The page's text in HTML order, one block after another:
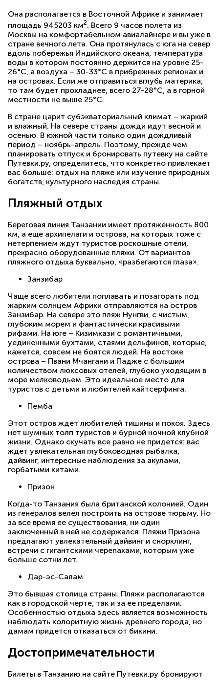
Она располагается в Восточной Африке и занимает
площадь 945203 км2. Всего 9 часов полета из
Москвы на комфортабельном авиалайнере и вы уже в
стране вечного лета. Она протянулась с юга на север
вдоль побережья Индийского океана, температура
воды в котором постоянно держится на уровне 25-
26°С, а воздуха – 30-33°С в прибрежных регионах и
на островах. Если же отправиться вглубь материка,
то там будет прохладнее, всего 27-28°С, а в горной
местности не выше 25°С.
В стране царит субэкваториальный климат – жаркий
и влажный. На севере страны дожди идут весной и
осенью. В южной части только один дождливый
период – ноябрь-апрель. Поэтому, прежде чем
планировать отпуск и бронировать путевку на сайте
Путевки.ру, определитесь, что конкретно привлекает
вас больше: отдых на пляже или изучение природных
богатств, культурного наследия страны.
Пляжный отдых
Береговая линия Танзании имеет протяженность 800
км, а еще архипелаги и острова, на которых тоже с
нетерпением ждут туристов роскошные отели,
прекрасно оборудованные пляжи. От вариантов
пляжного отдыха буквально, «разбегаются глаза».
Занзибар
Чаще всего любители поплавать и позагорать под
жарким солнцем Африки отправляются на остров
Занзибар. На севере это пляж Нунгви, с чистым,
глубоким морем и фантастически красивыми
рифами. На юге – Кизимкази с романтичными,
уединенными бухтами, стаями дельфинов, которые,
кажется, совсем не боятся людей. На востоке
острова – Пвани Мчангани и Падже с большим
количеством люксовых отелей, глубоко уходящим в
море мелководьем. Это идеальное место для
туристов с детьми и любителей кайтсерфинга.
Пемба
Этот остров ждет любителей тишины и покоя. Здесь
нет шумных толп туристов и бурной ночной клубной
жизни. Однако скучать все равно не придется: вас
ждет увлекательная глубоководная рыбалка,
дайвинг, интересные наблюдения за акулами,
горбатыми китами.
Призон
Когда-то Танзания была британской колонией. Один
из генералов велел построить на острове тюрьму. Но
за все время ее существования, ни один
заключенный в ней не содержался. Пляжи Призона
предлагают увлекательный дайвинг и снорклинг,
встречи с гигантскими черепахами, которым уже
больше сотни лет.
Дар-эс-Салам
Это бывшая столица страны. Пляжи располагаются
как в городской черте, так и за ее пределами.
Особенностью отдыха здесь является возможность
наблюдать колоритную жизнь древнего города, но
дамам придется отказаться от бикини.
Достопримечательности
Билеты в Танзанию на сайте Путевки.ру бронируют